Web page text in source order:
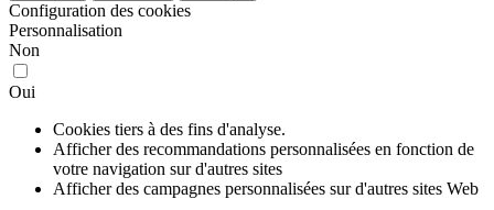
Configuration des cookies
Personnalisation
Non
Oui
Cookies tiers à des fins d'analyse.
Afficher des recommandations personnalisées en fonction de
votre navigation sur d'autres sites
Afficher des campagnes personnalisées sur d'autres sites Web